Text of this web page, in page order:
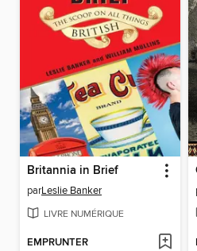
Britannia in Brief
parLeslie Banker
LIVRE NUMÉRIQUE
EMPRUNTER